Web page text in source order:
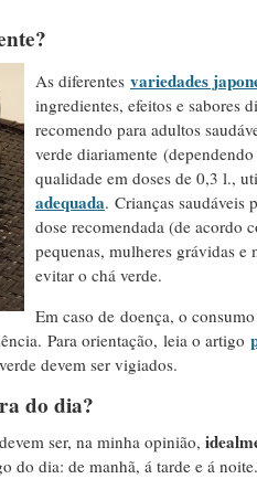
As diferentes variedades
ingredientes, efeitos e sabores
recomendo para adultos
verde diariamente
qualidade em doses de 0,3 l.,
adequada. Crianças saudáveis
dose recomendada (de acordo
pequenas, mulheres grávidas e
evitar o chá verde.
Em caso de doença, o
Para orientação, leia o artigo
devem ser vigiados.
do dia?
ser, na minha opinião,
do dia: de manhã, á tarde e á noite.